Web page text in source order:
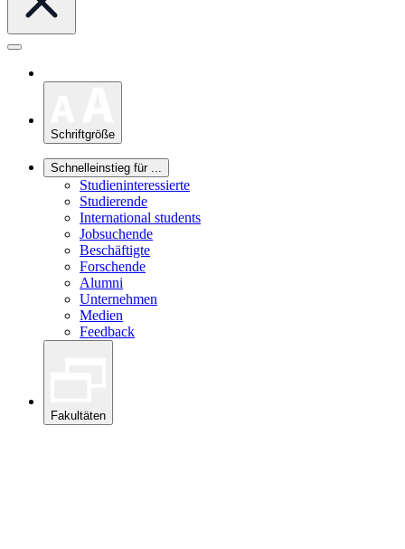
Schriftgröße
Schnelleinstieg für ...
Studieninteressierte
Studierende
International students
Jobsuchende
Beschäftigte
Forschende
Alumni
Unternehmen
Medien
Feedback
Fakultäten